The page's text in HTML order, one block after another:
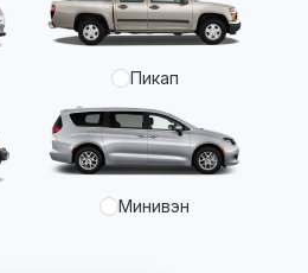
Пикап
Минивэн